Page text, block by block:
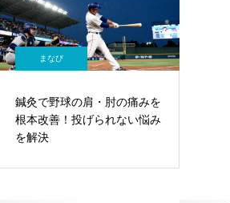
まなび
鍼灸で野球の肩・肘の痛みを
根本改善！投げられない悩み
を解決